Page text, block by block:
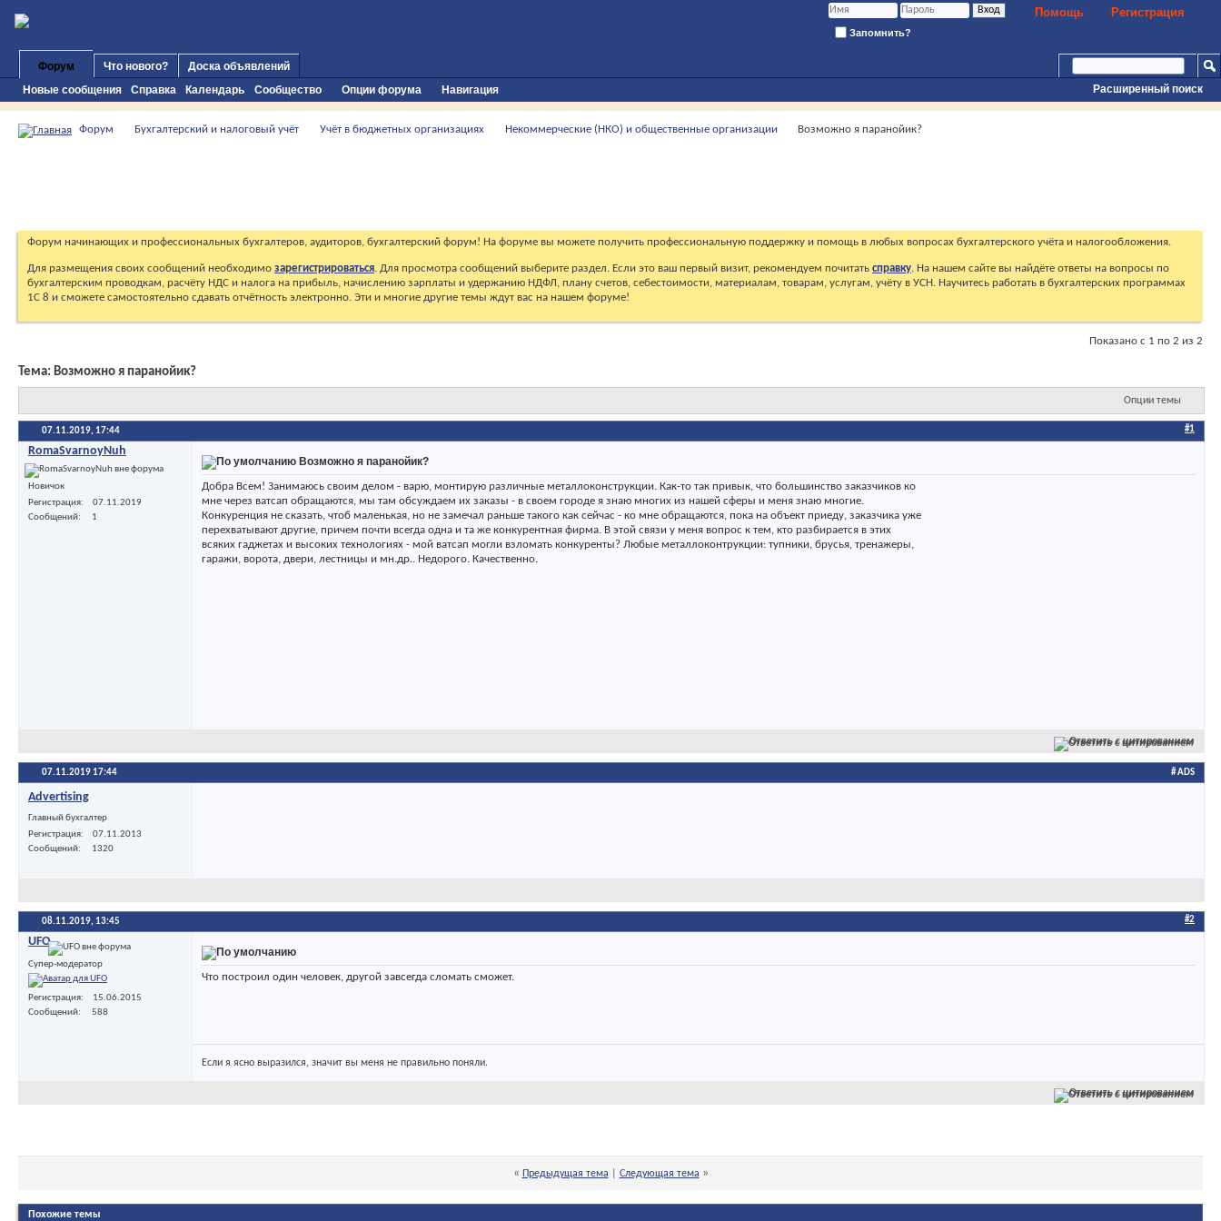
Регистрация
Помощь
Запомнить?
Форум
Новые сообщения
Справка Календарь Сообщество Опции форума Навигация
Что нового?
Доска объявлений
Расширенный поиск
Форум Бухгалтерский и налоговый учёт Учёт в бюджетных организациях Некоммерческие (НКО) и общественные организации Возможно я паранойик?
Форум начинающих и профессиональных бухгалтеров, аудиторов, бухгалтерский форум! На форуме вы можете получить профессиональную поддержку и помощь в любых вопросах бухгалтерского учёта и налогообложения.
Для размещения своих сообщений необходимо зарегистрироваться. Для просмотра сообщений выберите раздел. Если это ваш первый визит, рекомендуем почитать справку. На нашем сайте вы найдёте ответы на вопросы по
бухгалтерским проводкам, расчёту НДС и налога на прибыль, начислению зарплаты и удержанию НДФЛ, плану счетов, себестоимости, материалам, товарам, услугам, учёту в УСН. Научитесь работать в бухгалтерских программах
1С 8 и сможете самостоятельно сдавать отчётность электронно. Эти и многие другие темы ждут вас на нашем форуме!
Показано с 1 по 2 из 2
Тема: Возможно я паранойик?
Опции темы
07.11.2019, 17:44 #1
RomaSvarnoyNuh
Новичок
Регистрация
07.11.2019
Сообщений
1
Возможно я паранойик?
Добра Всем! Занимаюсь своим делом - варю, монтирую различные металлоконструкции. Как-то так привык, что большинство заказчиков ко
мне через ватсап обращаются, мы там обсуждаем их заказы - в своем городе я знаю многих из нашей сферы и меня знаю многие.
Конкуренция не сказать, чтоб маленькая, но не замечал раньше такого как сейчас - ко мне обращаются, пока на объект приеду, заказчика уже
перехватывают другие, причем почти всегда одна и та же конкурентная фирма. В этой связи у меня вопрос к тем, кто разбирается в этих
всяких гаджетах и высоких технологиях - мой ватсап могли взломать конкуренты? Любые металлоконтрукции: тупники, брусья, тренажеры,
гаражи, ворота, двери, лестницы и мн.др.. Недорого. Качественно.
Ответить с цитированием
07.11.2019 17:44 # ADS
Advertising
Главный бухгалтер
Регистрация
07.11.2013
Сообщений
1320
08.11.2019, 13:45 #2
UFO
Супер-модератор
Регистрация
15.06.2015
Сообщений
588
Что построил один человек, другой завсегда сломать сможет.
Если я ясно выразился, значит вы меня не правильно поняли.
Ответить с цитированием
« Предыдущая тема Следующая тема »
Похожие темы